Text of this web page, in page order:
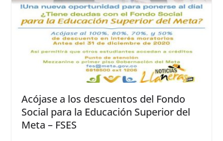
Acójase a los descuentos del Fondo
Social para la Educación Superior del
Meta – FSES